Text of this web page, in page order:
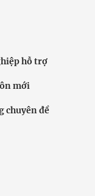
hỗ trợ
mới
chuyên đề